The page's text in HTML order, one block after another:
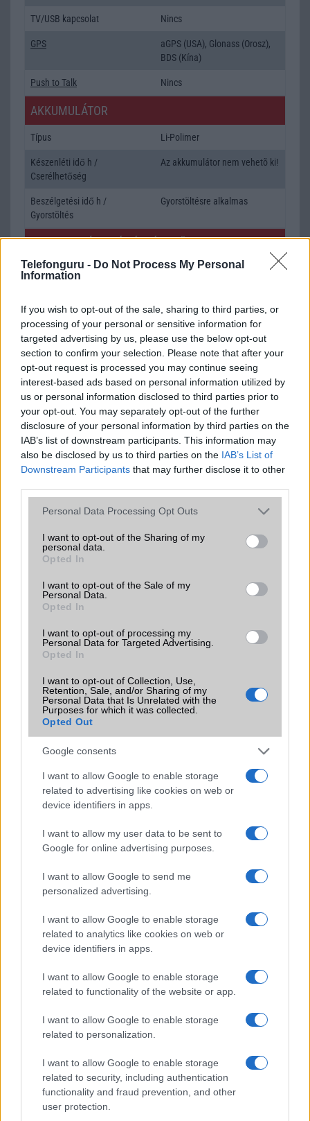
Telefonguru - Do Not Process My Personal
Information
If you wish to opt-out of the sale, sharing to third parties, or
processing of your personal or sensitive information for
targeted advertising by us, please use the below opt-out
section to confirm your selection. Please note that after your
opt-out request is processed you may continue seeing
interest-based ads based on personal information utilized by
us or personal information disclosed to third parties prior to
your opt-out. You may separately opt-out of the further
disclosure of your personal information by third parties on the
IAB’s list of downstream participants. This information may
also be disclosed by us to third parties on the IAB’s List of
Downstream Participants that may further disclose it to other
Please note that this website/app uses one or more Google
not limited to your visit or usage behaviour. You may click to
grant or deny consent to Google and its third-party tags to
use your data for below specified purposes in below Google
consent section.
Personal Data Processing Opt Outs
I want to opt-out of the Sharing of my
personal data.
Opted In
I want to opt-out of the Sale of my
Personal Data.
Opted In
I want to opt-out of processing my
Personal Data for Targeted Advertising.
Opted In
I want to opt-out of Collection, Use,
Retention, Sale, and/or Sharing of my
Personal Data that Is Unrelated with the
Purposes for which it was collected.
Opted Out
Google consents
I want to allow Google to enable storage
related to advertising like cookies on web or
device identifiers in apps.
I want to allow my user data to be sent to
Google for online advertising purposes.
I want to allow Google to send me
personalized advertising.
I want to allow Google to enable storage
related to analytics like cookies on web or
device identifiers in apps.
I want to allow Google to enable storage
related to functionality of the website or app.
I want to allow Google to enable storage
related to personalization.
I want to allow Google to enable storage
related to security, including authentication
functionality and fraud prevention, and other
user protection.
TV/USB kapcsolat Nincs
GPS
aGPS (USA), Glonass (Orosz),
BDS (Kína)
Push to Talk Nincs
AKKUMULÁTOR
Típus Li-Polimer
Készenléti idő h /
Cserélhetőség
Az akkumulátor nem vehetõ ki!
Beszélgetési idő h /
Gyorstöltés
Gyorstöltésre alkalmas
ALKALMAZÁSOK ÉS ÉRZÉKELŐK
Java Nincs
SNS integráció alap szolgáltatás
Organizer alap szolgáltatás
T9 szótár alkalmazás független szótár
Office alkalmazások alap szolgáltatás
Iránytũ ecompass
Extrák Nincs
EGYÉB
Vibra jelzés alap szolgáltatás
SIM-ek száma
Terület
Brand Nincs
Limited Edition Nincs
SAR
Új és Használt GSM kiemelt ajánlatok
Apple iPhone 15 Pro Max
Nyugati GSM
320.000 Ft (új)
Apple Watch Series 11